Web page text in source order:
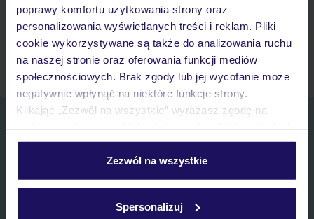
poprawy komfortu użytkowania strony oraz
personalizowania wyświetlanych treści i reklam. Pliki
cookie wykorzystywane są także do analizowania ruchu
na naszej stronie oraz oferowania funkcji mediów
społecznościowych. Brak zgody lub jej wycofanie może
negatywnie wpłynąć na niektóre funkcje strony.
Klikając „Zezwól na wszystkie” wyrażasz zgodę na
personalizować swój wybór wchodząc w zakładkę
Szczegółowe informacje o plikach cookie znajdziesz
Zezwól na wszystkie
Spersonalizuj
Historia wyszukiwań i ostatnio oglądanych ofert
Kontakt z TUI i wszystkie informacje o Twojej rezerwacji w
myTUI
E-MAIL*